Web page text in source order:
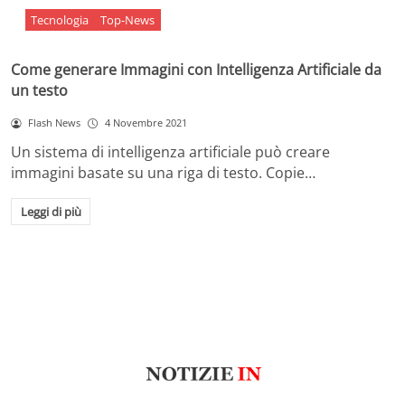
Tecnologia Top-News
Come generare Immagini con Intelligenza Artificiale da
un testo
Flash News 4 Novembre 2021
Un sistema di intelligenza artificiale può creare
immagini basate su una riga di testo. Copie…
Leggi di più